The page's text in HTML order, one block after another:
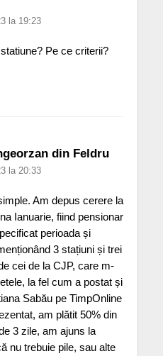
la 19:23
Pe ce criterii?
din Feldru
la 20:33
Am depus cerere la
Ianuarie, fiind pensionar
perioada și
3 stațiuni și trei
cei de la CJP, care m-
la fel cum a postat și
Sabău pe TimpOnline
am plătit 50% din
3 zile, am ajuns la
nu trebuie pile, sau alte